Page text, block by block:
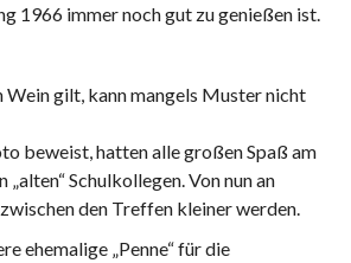
1966 immer noch gut zu genießen ist.
Wein gilt, kann mangels Muster nicht
beweist, hatten alle großen Spaß am
Schulkollegen. Von nun an
den Treffen kleiner werden.
ehemalige „Penne“ für die